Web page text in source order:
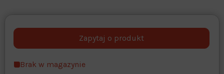
opcjonalne Maks. 250 znaków
Brak w magazynie